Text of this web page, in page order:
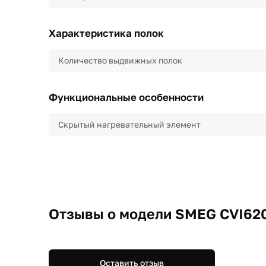
Характеристика полок
Количество выдвижных полок
Функциональные особенности
Скрытый нагревательный элемент
Отзывы о модели SMEG
Оставить отзыв